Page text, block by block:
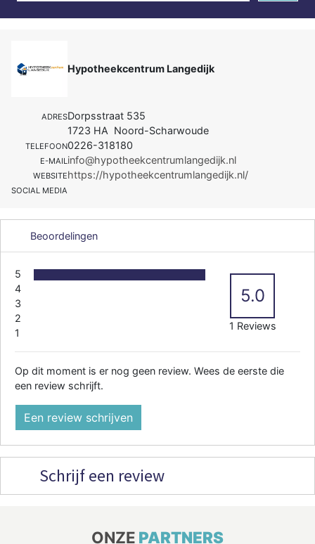
Hypotheekcentrum Langedijk
ADRESDorpsstraat 535
1723 HA Noord-Scharwoude
TELEFOON0226-318180
E-MAILinfo@hypotheekcentrumlangedijk.nl
WEBSITEhttps://hypotheekcentrumlangedijk.nl/
SOCIAL MEDIA
Beoordelingen
5
4
3
2
1
5.0
1 Reviews
Op dit moment is er nog geen review. Wees de eerste die
een review schrijft.
Een review schrijven
Schrijf een review
ONZE PARTNERS